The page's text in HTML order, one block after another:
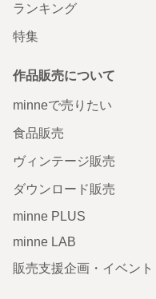
ランキング
特集
作品販売について
minneで売りたい
食品販売
ヴィンテージ販売
ダウンロード販売
minne PLUS
minne LAB
販売支援企画・イベント